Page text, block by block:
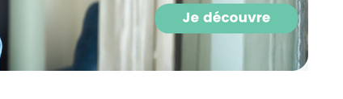
Votre adresse email sera utilisée par Digital Prisma
envoyer votre newsletter contenant des offres
personnalisées. Vous pourrez vous désinscrire en
désabonnement intégré dans la newsletter. Pour en
exercer vos droits, prenez connaissance de notre